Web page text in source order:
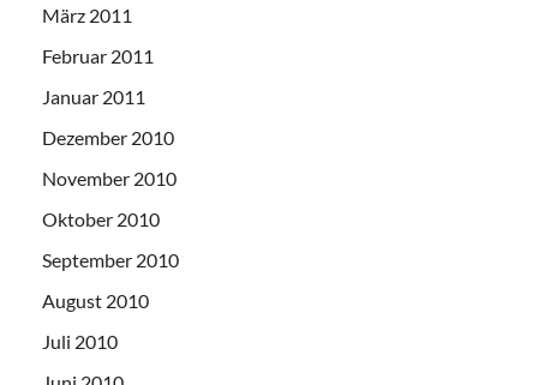
März 2011
Februar 2011
Januar 2011
Dezember 2010
November 2010
Oktober 2010
September 2010
August 2010
Juli 2010